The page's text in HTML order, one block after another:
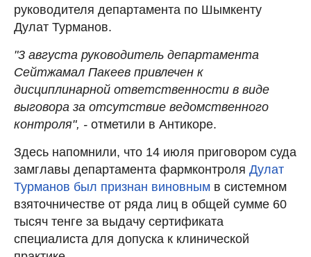
руководителя департамента по Шымкенту
Дулат Турманов.
"3 августа руководитель департамента
Сейтжамал Пакеев привлечен к
дисциплинарной ответственности в виде
выговора за отсутствие ведомственного
контроля", - отметили в Антикоре.
Здесь напомнили, что 14 июля приговором суда
замглавы департамента фармконтроля Дулат
Турманов был признан виновным в системном
взяточничестве от ряда лиц в общей сумме 60
тысяч тенге за выдачу сертификата
специалиста для допуска к клинической